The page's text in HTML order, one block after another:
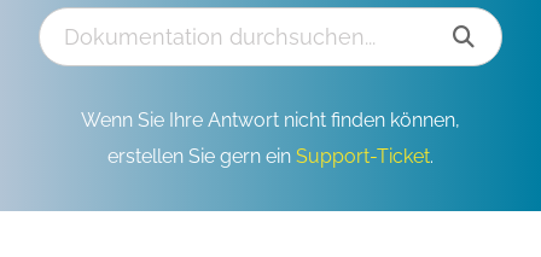
Wenn Sie Ihre Antwort nicht finden können,
erstellen Sie gern ein Support-Ticket.